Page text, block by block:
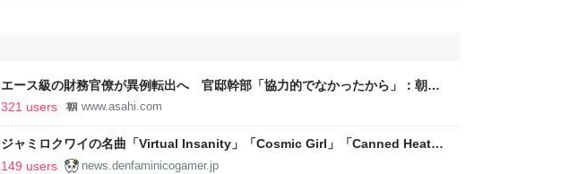
エース級の財務官僚が異例転出へ 官邸幹部「協力的でなかったから」：朝日
新聞
321 users www.asahi.com
ジャミロクワイの名曲「Virtual Insanity」「Cosmic Girl」「Canned Heat」
公式日本語字幕付きMVがいきなり公開！「SUMMER SONIC 2026」での9年ぶ
149 users news.denfaminicogamer.jp